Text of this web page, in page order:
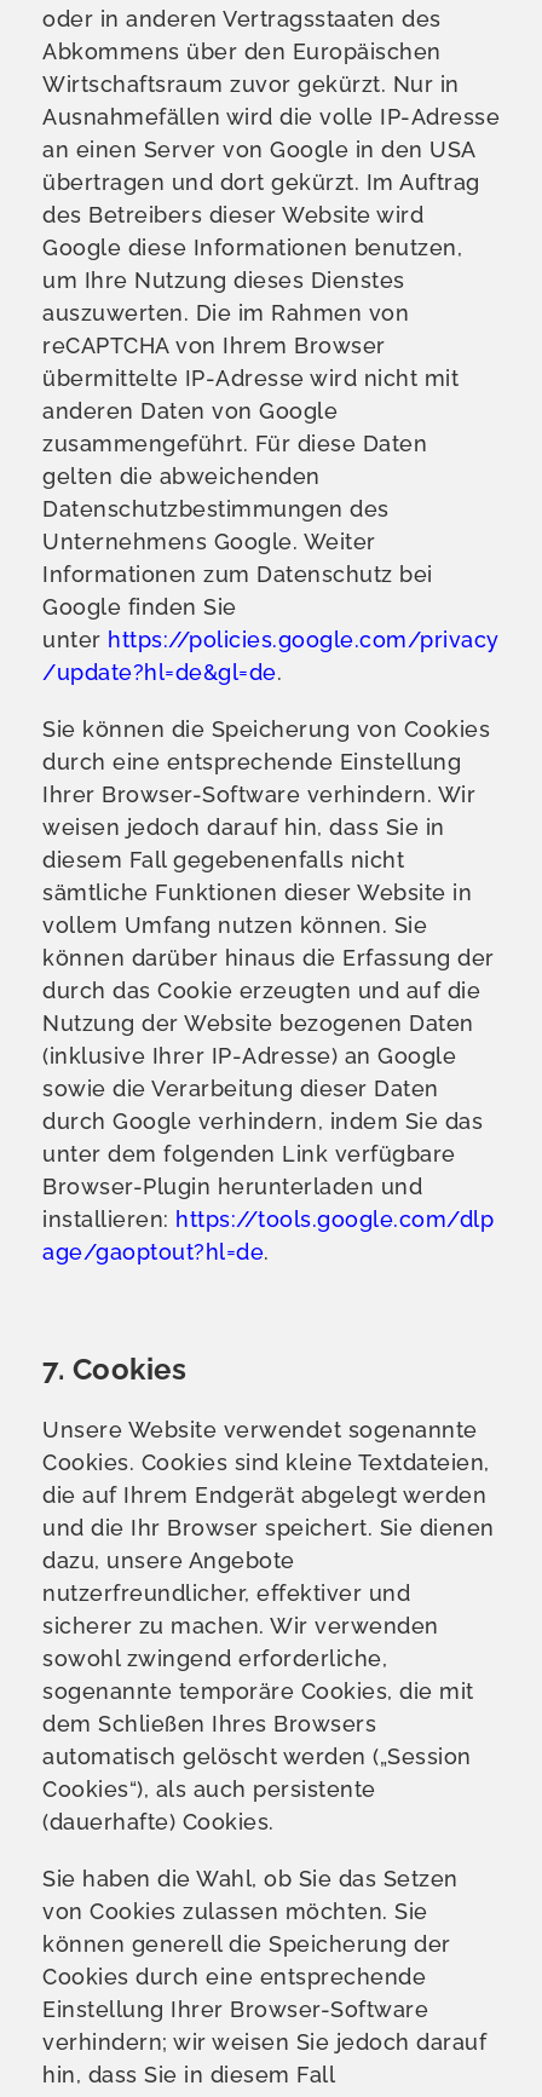
oder in anderen Vertragsstaaten des
Abkommens über den Europäischen
Wirtschaftsraum zuvor gekürzt. Nur in
Ausnahmefällen wird die volle IP-Adresse
an einen Server von Google in den USA
übertragen und dort gekürzt. Im Auftrag
des Betreibers dieser Website wird
Google diese Informationen benutzen,
um Ihre Nutzung dieses Dienstes
auszuwerten. Die im Rahmen von
reCAPTCHA von Ihrem Browser
übermittelte IP-Adresse wird nicht mit
anderen Daten von Google
zusammengeführt. Für diese Daten
gelten die abweichenden
Datenschutzbestimmungen des
Unternehmens Google. Weiter
Informationen zum Datenschutz bei
Google finden Sie
unter https://policies.google.com/privacy
/update?hl=de&gl=de.
Sie können die Speicherung von Cookies
durch eine entsprechende Einstellung
Ihrer Browser-Software verhindern. Wir
weisen jedoch darauf hin, dass Sie in
diesem Fall gegebenenfalls nicht
sämtliche Funktionen dieser Website in
vollem Umfang nutzen können. Sie
können darüber hinaus die Erfassung der
durch das Cookie erzeugten und auf die
Nutzung der Website bezogenen Daten
(inklusive Ihrer IP-Adresse) an Google
sowie die Verarbeitung dieser Daten
durch Google verhindern, indem Sie das
unter dem folgenden Link verfügbare
Browser-Plugin herunterladen und
installieren: https://tools.google.com/dlp
age/gaoptout?hl=de.
7. Cookies
Unsere Website verwendet sogenannte
Cookies. Cookies sind kleine Textdateien,
die auf Ihrem Endgerät abgelegt werden
und die Ihr Browser speichert. Sie dienen
dazu, unsere Angebote
nutzerfreundlicher, effektiver und
sicherer zu machen. Wir verwenden
sowohl zwingend erforderliche,
sogenannte temporäre Cookies, die mit
dem Schließen Ihres Browsers
automatisch gelöscht werden („Session
Cookies“), als auch persistente
(dauerhafte) Cookies.
Sie haben die Wahl, ob Sie das Setzen
von Cookies zulassen möchten. Sie
können generell die Speicherung der
Cookies durch eine entsprechende
Einstellung Ihrer Browser-Software
verhindern; wir weisen Sie jedoch darauf
hin, dass Sie in diesem Fall